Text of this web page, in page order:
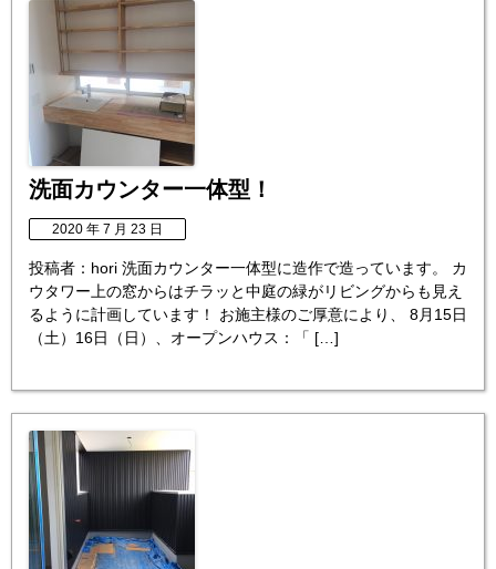
洗面カウンター一体型！
2020 年 7 月 23 日
投稿者：hori 洗面カウンター一体型に造作で造っています。 カ
ウタワー上の窓からはチラッと中庭の緑がリビングからも見え
るように計画しています！ お施主様のご厚意により、 8月15日
（土）16日（日）、オープンハウス：「 […]